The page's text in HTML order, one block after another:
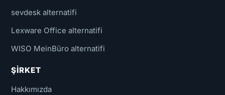
sevdesk alternatifi
Lexware Office alternatifi
WISO MeinBüro alternatifi
ŞIRKET
Hakkımızda